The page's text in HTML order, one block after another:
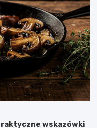
wskazówki